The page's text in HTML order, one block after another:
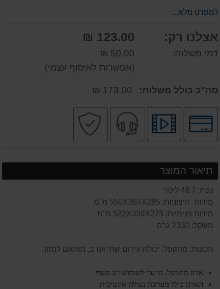
למפרט מלא...
אצלנו רק: 123.00 ₪
דמי משלוח:
50.00 ₪
(אפשרות לאיסוף עצמי)
סה"כ כולל משלוח:
לחץ
לאפשרויות
תשלומים
לחץ
לצפיה
בסרטון
שירות
מקצועי
תיאור המוצר
נפח: 48.7 ליטר
מידות חיצוניות: 550X367X285 מ"מ
מידות פנימיות: 522X339X275 מ"מ
משקל: 2330 גרם
תכונות: מתקפל, יכולת עירום שתי וערב, מותאם למזון.
ארגז מתקפל, מיועד לשימוש רב פעמי
הארגז כולל מערכת נעילה אקטיבית